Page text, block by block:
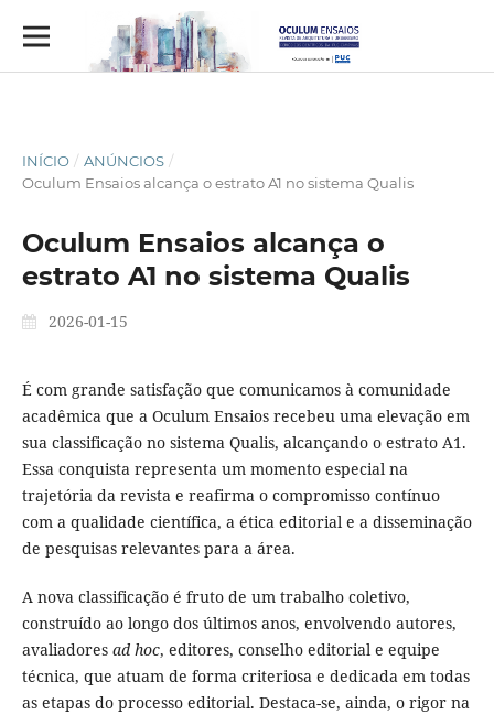
INÍCIO / ANÚNCIOS /
Oculum Ensaios alcança o estrato A1 no sistema Qualis
Oculum Ensaios alcança o
estrato A1 no sistema Qualis
2026-01-15
É com grande satisfação que comunicamos à comunidade
acadêmica que a Oculum Ensaios recebeu uma elevação em
sua classificação no sistema Qualis, alcançando o estrato A1.
Essa conquista representa um momento especial na
trajetória da revista e reafirma o compromisso contínuo
com a qualidade científica, a ética editorial e a disseminação
de pesquisas relevantes para a área.
A nova classificação é fruto de um trabalho coletivo,
construído ao longo dos últimos anos, envolvendo autores,
avaliadores ad hoc, editores, conselho editorial e equipe
técnica, que atuam de forma criteriosa e dedicada em todas
as etapas do processo editorial. Destaca-se, ainda, o rigor na